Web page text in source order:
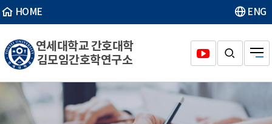
HOME ENG
연세대학교 간호대학
김모임간호학연구소